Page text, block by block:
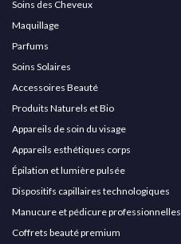
Soins des Cheveux
Maquillage
Parfums
Soins Solaires
Accessoires Beauté
Produits Naturels et Bio
Appareils de soin du visage
Appareils esthétiques corps
Épilation et lumière pulsée
Dispositifs capillaires technologiques
Manucure et pédicure professionnelles
Coffrets beauté premium